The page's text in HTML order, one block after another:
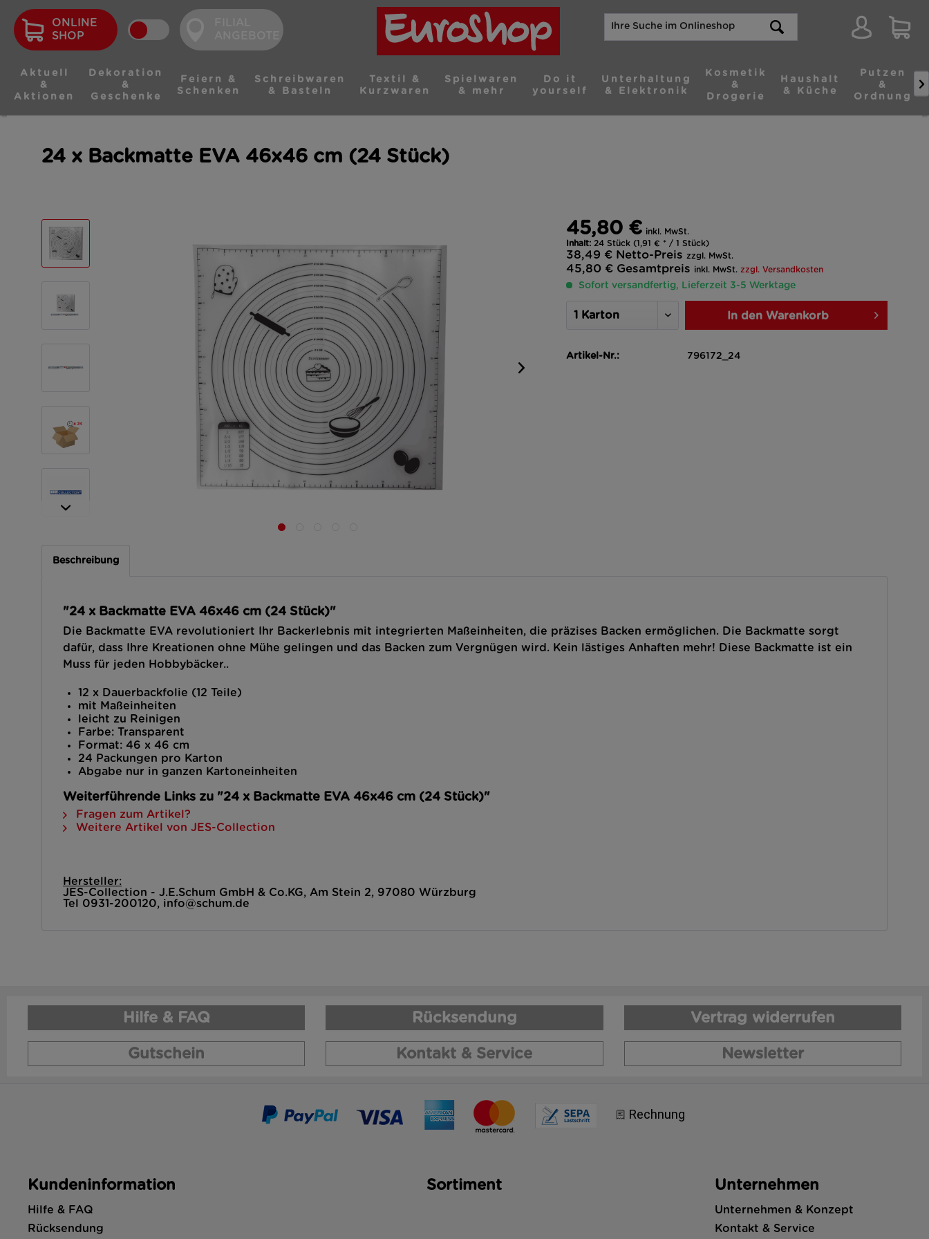
ONLINE
SHOP
Aktuell
&
Aktionen
Dekoration
&
Geschenke
Feiern &
Schenken
Schreibwaren
& Basteln
Textil &
Kurzwaren
Spielwaren
& mehr
Do it
yourself
Unterhaltung
& Elektronik
Kosmetik
&
Drogerie
Haushalt
& Küche
Putzen
&
Ordnung

24 x Backmatte EVA 46x46 cm (24 Stück)
45,80 € inkl. MwSt.
Inhalt: 24 Stück (1,91 € * / 1 Stück)
38,49 € Netto-Preis zzgl. MwSt.
45,80 € Gesamtpreis inkl. MwSt. zzgl. Versandkosten
Sofort versandfertig, Lieferzeit 3-5 Werktage
In den Warenkorb
Artikel-Nr.: 796172_24
Beschreibung
"24 x Backmatte EVA 46x46 cm (24 Stück)"
Die Backmatte EVA revolutioniert Ihr Backerlebnis mit integrierten Maßeinheiten, die präzises Backen ermöglichen. Die Backmatte sorgt
dafür, dass Ihre Kreationen ohne Mühe gelingen und das Backen zum Vergnügen wird. Kein lästiges Anhaften mehr! Diese Backmatte ist ein
Muss für jeden Hobbybäcker..
12 x Dauerbackfolie (12 Teile)
mit Maßeinheiten
leicht zu Reinigen
Farbe: Transparent
Format: 46 x 46 cm
24 Packungen pro Karton
Abgabe nur in ganzen Kartoneinheiten
Weiterführende Links zu "24 x Backmatte EVA 46x46 cm (24 Stück)"
Fragen zum Artikel?
Weitere Artikel von JES-Collection
Hersteller:
JES-Collection - J.E.Schum GmbH & Co.KG, Am Stein 2, 97080 Würzburg
Tel 0931-200120, info@schum.de
Hilfe & FAQ Rücksendung Vertrag widerrufen
Gutschein Kontakt & Service Newsletter
Kundeninformation
Hilfe & FAQ
Rücksendung
Sortiment Unternehmen
Unternehmen & Konzept
Kontakt & Service